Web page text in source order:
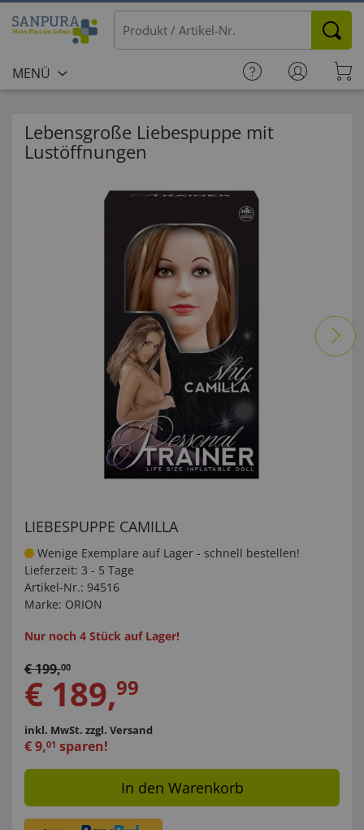
MENÜ
Lebensgroße Liebespuppe mit
Lustöffnungen
LIEBESPUPPE CAMILLA
Wenige Exemplare auf Lager - schnell bestellen!
Lieferzeit: 3 - 5 Tage
Artikel-Nr.: 94516
Marke: ORION
Nur noch 4 Stück auf Lager!
€199,00
€ 189,99
inkl. MwSt. zzgl. Versand
€9,01 sparen!
In den Warenkorb